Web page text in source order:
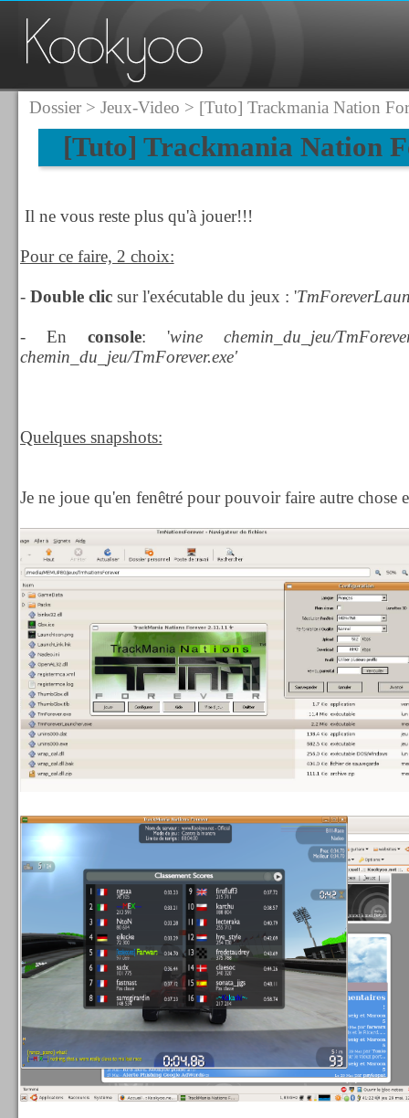
Dossier> Jeux-Video > [Tuto] Trackmania Nation
[Tuto] Trackmania Nation
Il ne vous reste plus qu'à jouer!!!
Pour ce faire, 2 choix:
- Double clicsur l'exécutable du jeux : '
- En console: 'wine chemin_du_jeu/
chemin_du_jeu/TmForever.exe'
Quelques snapshots:
Je ne joue qu'en fenêtré pour pouvoir faire autre chose